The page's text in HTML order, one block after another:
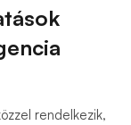
rendelkezik,